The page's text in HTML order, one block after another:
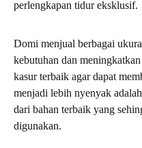
perlengkapan tidur eksklusif.
Domi menjual berbagai
kebutuhan dan
kasur terbaik agar dapat
menjadi lebih nyenyak
dari bahan terbaik yang
digunakan.